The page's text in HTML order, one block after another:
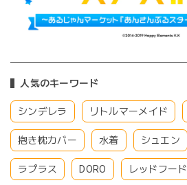
人気のキーワード
シンデレラ リトルマーメイド
抱き枕カバー 水着 シュエン
ラプラス DORO レッドフード